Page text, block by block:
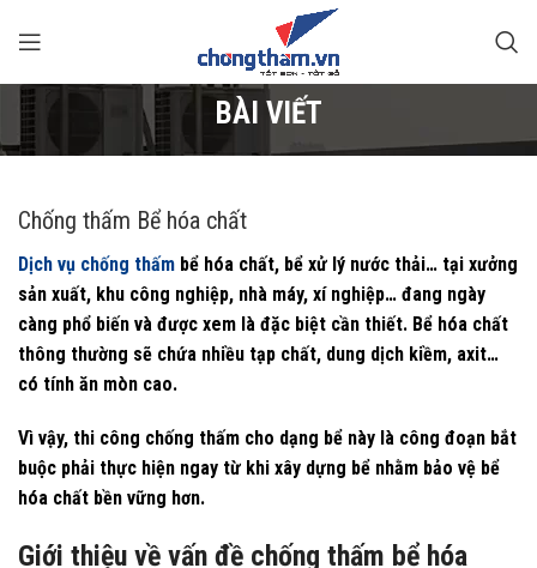
BÀI VIẾT
Chống thấm Bể hóa chất
Dịch vụ chống thấm bể hóa chất, bể xử lý nước thải… tại xưởng
sản xuất, khu công nghiệp, nhà máy, xí nghiệp… đang ngày
càng phổ biến và được xem là đặc biệt cần thiết. Bể hóa chất
thông thường sẽ chứa nhiều tạp chất, dung dịch kiềm, axit…
có tính ăn mòn cao.
Vì vậy, thi công chống thấm cho dạng bể này là công đoạn bắt
buộc phải thực hiện ngay từ khi xây dựng bể nhằm bảo vệ bể
hóa chất bền vững hơn.
Giới thiệu về vấn đề chống thấm bể hóa